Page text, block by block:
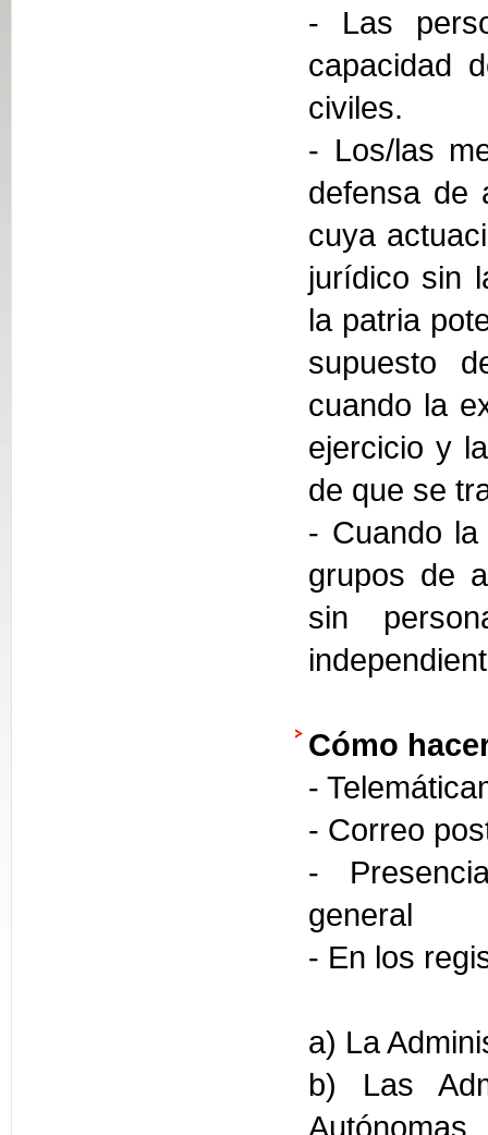
- Las
capacidad
civiles.
- Los/las
defensa de
cuya
jurídico sin
la patria
supuesto
cuando la
ejercicio y
de que se
- Cuando
grupos de
sin
Cómo
-
- Correo
-
general
- En los
a) La
b) Las
Autónomas